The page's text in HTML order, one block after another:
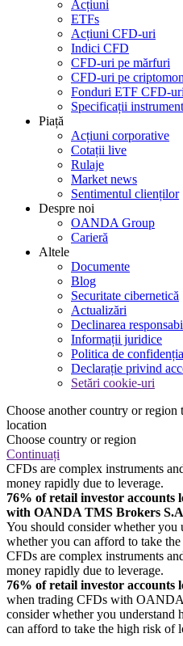
Acțiuni
ETFs
Acțiuni CFD-uri
Indici CFD
CFD-uri pe mărfuri
CFD-uri pe
Fonduri ETF CFD-uri
Specificații
Piață
Acțiuni corporative
Cotații live
Rulaje
Market news
Sentimentul clienților
Despre noi
OANDA Group
Carieră
Altele
Documente
Blog
Securitate cibernetică
Actualizări
Declinarea
Informații juridice
Politica de
Declarație privind
Setări cookie-uri
Choose another country or region
location
Choose country or region
Continuați
CFDs are complex instruments
money rapidly due to leverage.
76% of retail investor accounts
with OANDA TMS Brokers
You should consider whether
whether you can afford to take
CFDs are complex instruments
money rapidly due to leverage.
76% of retail investor accounts
when trading CFDs with
consider whether you
can afford to take the high risk of